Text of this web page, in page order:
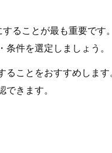
ることが最も重要です
件を選定しましょう。
ることをおすすめします
できます。